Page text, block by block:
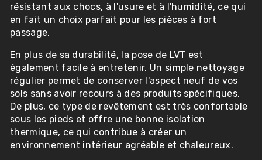
résistant aux chocs, à l'usure et à l'humidité, ce qui
en fait un choix parfait pour les pièces à fort
passage.
En plus de sa durabilité, la pose de LVT est
également facile à entretenir. Un simple nettoyage
régulier permet de conserver l'aspect neuf de vos
sols sans avoir recours à des produits spécifiques.
De plus, ce type de revêtement est très confortable
sous les pieds et offre une bonne isolation
thermique, ce qui contribue à créer un
environnement intérieur agréable et chaleureux.